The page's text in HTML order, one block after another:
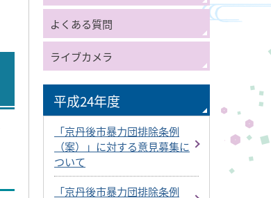
よくある質問
ライブカメラ
平成24年度
「京丹後市暴力団排除条例
（案）」に対する意見募集に
ついて
「京丹後市暴力団排除条例